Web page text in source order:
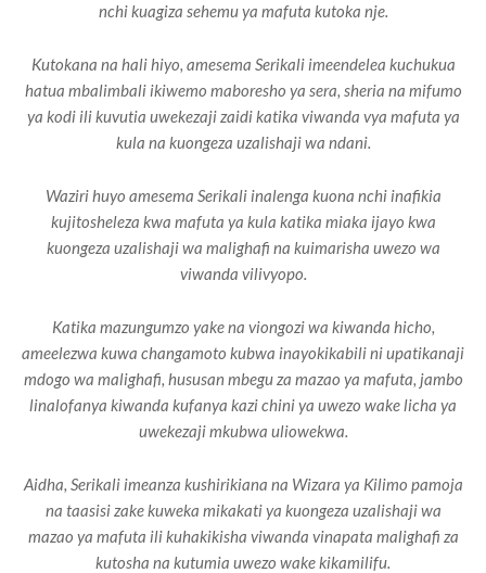
nchi kuagiza sehemu ya mafuta kutoka nje.
Kutokana na hali hiyo, amesema Serikali imeendelea kuchukua
hatua mbalimbali ikiwemo maboresho ya sera, sheria na mifumo
ya kodi ili kuvutia uwekezaji zaidi katika viwanda vya mafuta ya
kula na kuongeza uzalishaji wa ndani.
Waziri huyo amesema Serikali inalenga kuona nchi inafikia
kujitosheleza kwa mafuta ya kula katika miaka ijayo kwa
kuongeza uzalishaji wa malighafi na kuimarisha uwezo wa
viwanda vilivyopo.
Katika mazungumzo yake na viongozi wa kiwanda hicho,
ameelezwa kuwa changamoto kubwa inayokikabili ni upatikanaji
mdogo wa malighafi, hususan mbegu za mazao ya mafuta, jambo
linalofanya kiwanda kufanya kazi chini ya uwezo wake licha ya
uwekezaji mkubwa uliowekwa.
Aidha, Serikali imeanza kushirikiana na Wizara ya Kilimo pamoja
na taasisi zake kuweka mikakati ya kuongeza uzalishaji wa
mazao ya mafuta ili kuhakikisha viwanda vinapata malighafi za
kutosha na kutumia uwezo wake kikamilifu.